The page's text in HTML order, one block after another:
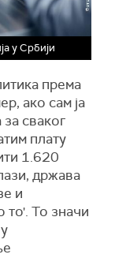
у Србији
према
ако сам ја
сваког
плату
1.620
држава
и
то'. То значи